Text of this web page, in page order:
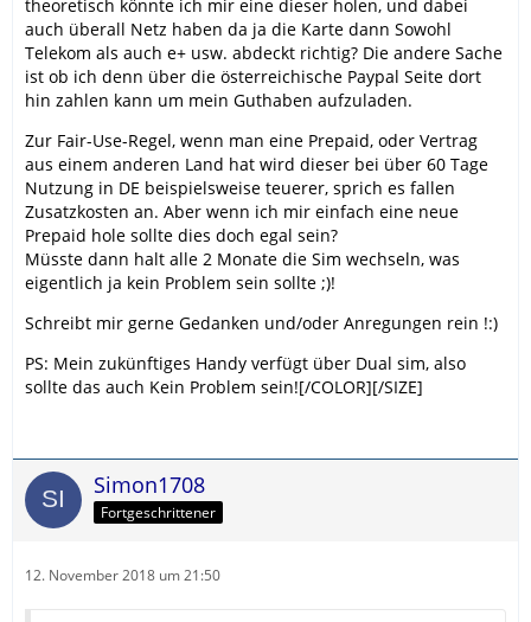
theoretisch könnte ich mir eine dieser holen, und dabei
auch überall Netz haben da ja die Karte dann Sowohl
Telekom als auch e+ usw. abdeckt richtig? Die andere Sache
ist ob ich denn über die österreichische Paypal Seite dort
hin zahlen kann um mein Guthaben aufzuladen.
Zur Fair-Use-Regel, wenn man eine Prepaid, oder Vertrag
aus einem anderen Land hat wird dieser bei über 60 Tage
Nutzung in DE beispielsweise teuerer, sprich es fallen
Zusatzkosten an. Aber wenn ich mir einfach eine neue
Prepaid hole sollte dies doch egal sein?
Müsste dann halt alle 2 Monate die Sim wechseln, was
eigentlich ja kein Problem sein sollte ;)!
Schreibt mir gerne Gedanken und/oder Anregungen rein !:)
PS: Mein zukünftiges Handy verfügt über Dual sim, also
sollte das auch Kein Problem sein![/COLOR][/SIZE]
Simon1708
Fortgeschrittener
12. November 2018 um 21:50